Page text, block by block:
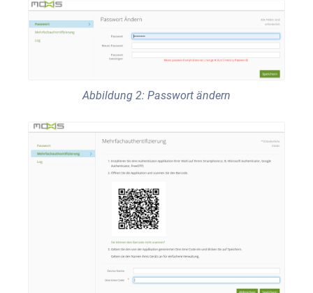
Abbildung 2: Passwort ändern